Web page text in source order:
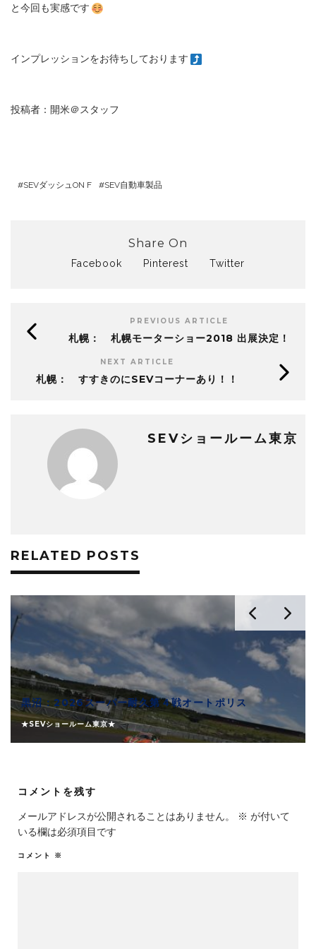
と今回も実感です
インプレッションをお待ちしております
投稿者：開米＠スタッフ
SEVダッシュON F SEV自動車製品
Share On
Facebook Pinterest Twitter
PREVIOUS ARTICLE
札幌： 札幌モーターショー2018 出展決定！
NEXT ARTICLE
札幌： すすきのにSEVコーナーあり！！
SEVショールーム東京
RELATED POSTS
黒沼：2026スーパー耐久第４戦オートポリス
★SEVショールーム東京★
コメントを残す
メールアドレスが公開されることはありません。 ※ が付いて
いる欄は必須項目です
コメント ※